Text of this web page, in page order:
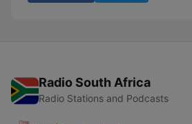
Radio South Africa
Radio Stations and Podcasts